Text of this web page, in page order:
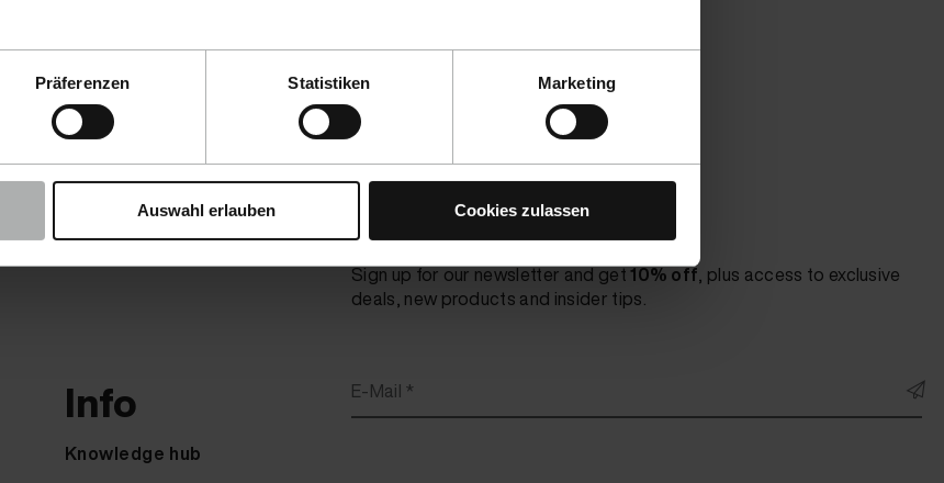
Präferenzen Statistiken Marketing
Auswahl erlauben Cookies zulassen
Info
Knowledge hub
Sign up for our newsletter and get10% off, plus access to exclusive
deals, new products and insider tips.
E-Mail *